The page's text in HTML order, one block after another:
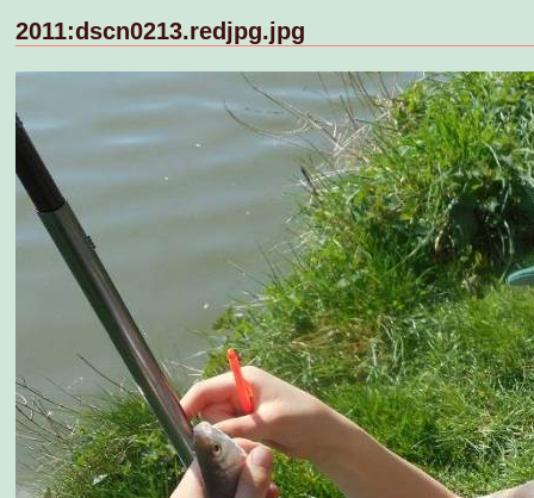
2011:dscn0213.redjpg.jpg